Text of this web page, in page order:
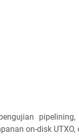
pipelining,
on-disk